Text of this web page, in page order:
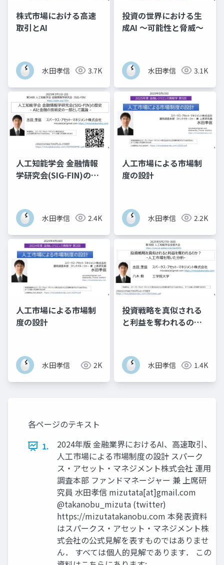
株式市場における高速
取引とAI
水田孝信 3.7K
投資の世界における生
成AI ～可能性と脅威～
水田孝信 3.1K
人工知能学会 金融情報
学研究会(SIG-FIN)の歴
水田孝信 2.4K
人工市場による市場制
度の設計
水田孝信 2.2K
人工市場による市場制
度の設計
水田孝信 2K
投資戦略を真似される
と利益を奪われるの
水田孝信 1.4K
各ページのテキスト
1.
2024年版 金融業界におけるAI、高速取引、
人工市場による市場制度の設計 スパーク
ス・アセット・マネジメント株式会社 運用
調査本部 ファンドマネージャー 兼 上席研
究員 水田孝信 mizutata[at]gmail.com
@takanobu_mizuta (twitter)
https://mizutatakanobu.com 本発表資料
はスパークス・アセット・マネジメント株
式会社の公式見解を表すものではありませ
ん． すべては個人的見解であります． この